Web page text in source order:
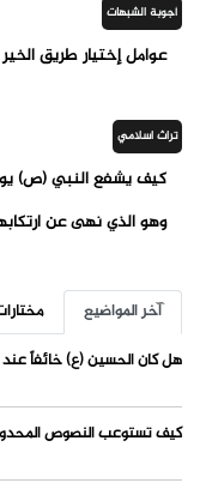
أجوبة الشبهات
عوامل إختيار طريق
تراث اسلامي
كيف يشفع النبي (ص) يوم
وهو الذي نهى عن
آخر المواضيع
هل كان الحسين (ع) خائفاً
كيف تستوعب النصوص